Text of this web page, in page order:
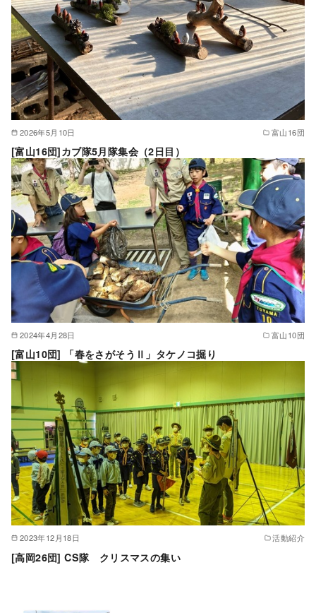
2026年5月10日 富山16団
[富山16団]カブ隊5月隊集会（2日目）
2024年4月28日 富山10団
[富山10団] 「春をさがそうⅡ」タケノコ掘り
2023年12月18日 活動紹介
[高岡26団] CS隊 クリスマスの集い